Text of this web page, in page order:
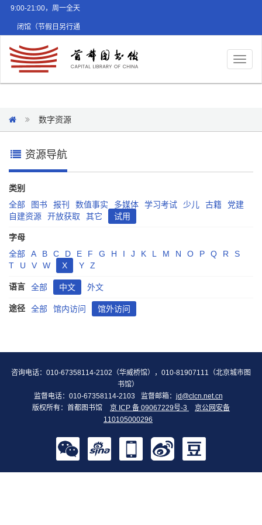
9:00-21:00，周一全天
闭馆（节假日另行通
数字资源
资源导航
类别
全部
图书 报刊 数值事实 多媒体 学习考试 少儿 古籍
党建
自建资源
开放获取 其它 试用
字母
全部
A B C D E F G H I J K L M N O P Q R
S
T
U V W X Y Z
语言 全部 中文 外文
途径 全部 馆内访问 馆外访问
咨询电话：010-67358114-2102（华威桥馆），010-81907111（北京城市图
书馆）
监督电话：010-67358114-2103
监督邮箱： jd@clcn.net.cn
版权所有：首都图书馆
京 ICP 备 09067229号-3
京公网安备
110105000296